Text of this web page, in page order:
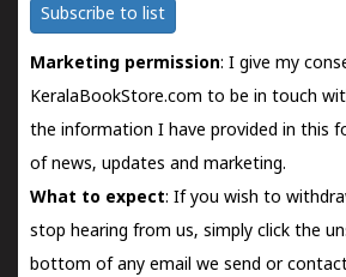
Subscribe to list
Marketing permission: I give my
KeralaBookStore.com to be in touch
the information I have provided in this
of news, updates and marketing.
What to expect: If you wish to
stop hearing from us, simply click the
bottom of any email we send or